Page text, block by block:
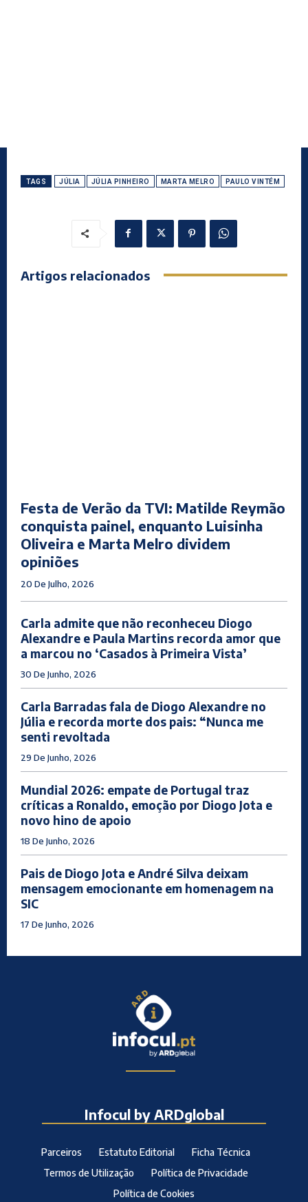
TAGS JÚLIA JÚLIA PINHEIRO MARTA MELRO PAULO VINTÉM
Artigos relacionados
Festa de Verão da TVI: Matilde Reymão
conquista painel, enquanto Luisinha
Oliveira e Marta Melro dividem
opiniões
20 De Julho, 2026
Carla admite que não reconheceu Diogo
Alexandre e Paula Martins recorda amor que
a marcou no ‘Casados à Primeira Vista’
30 De Junho, 2026
Carla Barradas fala de Diogo Alexandre no
Júlia e recorda morte dos pais: “Nunca me
senti revoltada
29 De Junho, 2026
Mundial 2026: empate de Portugal traz
críticas a Ronaldo, emoção por Diogo Jota e
novo hino de apoio
18 De Junho, 2026
Pais de Diogo Jota e André Silva deixam
mensagem emocionante em homenagem na
SIC
17 De Junho, 2026
Infocul by ARDglobal
Parceiros Estatuto Editorial
Ficha Técnica
Termos de Utilização
Política de Privacidade
Política de Cookies